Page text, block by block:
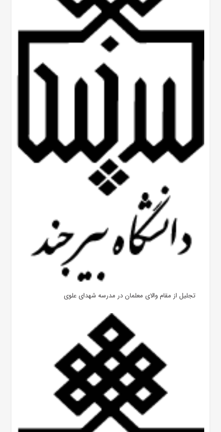
تجلیل از مقام والای معلمان در مدرسه شهدای علوی